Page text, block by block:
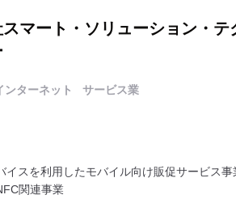
マート・ソリューション・テ
ンターネット サービス業
イスを利用したモバイル向け販促サービス
関連事業